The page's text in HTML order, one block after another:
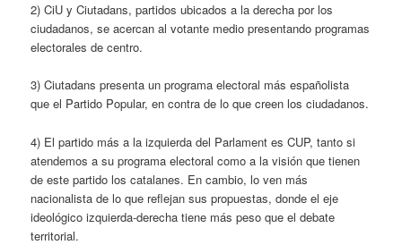
2) CiU y Ciutadans, partidos ubicados a la derecha por los
ciudadanos, se acercan al votante medio presentando programas
electorales de centro.
3) Ciutadans presenta un programa electoral más españolista
que el Partido Popular, en contra de lo que creen los ciudadanos.
4) El partido más a la izquierda del Parlament es CUP, tanto si
atendemos a su programa electoral como a la visión que tienen
de este partido los catalanes. En cambio, lo ven más
nacionalista de lo que reflejan sus propuestas, donde el eje
ideológico izquierda-derecha tiene más peso que el debate
territorial.